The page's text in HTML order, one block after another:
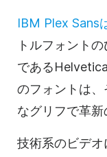
IBM Plex Sans
トルフォント
である
のフォントは
なグリフで革新
技術系のビデ